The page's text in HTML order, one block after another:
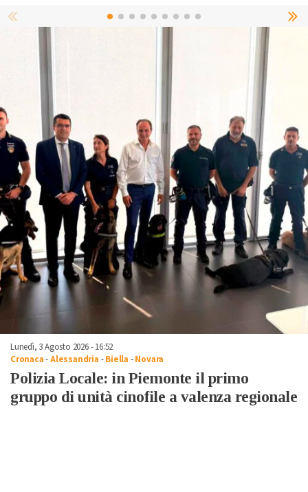
Lunedì, 3 Agosto 2026 - 16:52
Cronaca-Alessandria -Biella -Novara
Polizia Locale: in Piemonte il primo
gruppo di unità cinofile a valenza regionale